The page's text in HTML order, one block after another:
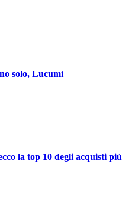
solo, Lucumì
la top 10 degli acquisti più